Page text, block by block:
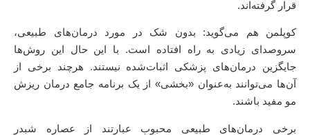
قرار گرفته‌اند.
کوپلمن هم می‌گوید: بدون شک در مورد درمان‌های طبیعی،
سروصدای زیادی به راه افتاده است. با این حال این روش‌ها
جایگزین درمان‌های پزشکی اثبات‌شده نیستند. هرچند برخی از
آن‌ها می‌توانند به‌عنوان «بخشی» از یک برنامه‌ جامع درمان ریزش
مو مفید باشند.
برخی درمان‌های طبیعی محبوب عبارتند از عصاره شبدر